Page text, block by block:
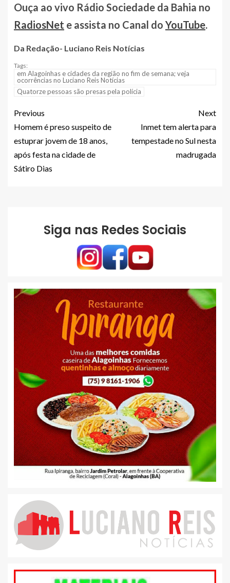
Ouça ao vivo Rádio Sociedade da Bahia no
RadiosNet e assista no Canal do YouTube.
Da Redação- Luciano Reis Notícias
Tags:
em Alagoinhas e cidades da região no fim de semana; veja
ocorrências no Luciano Reis Notícias
Quatorze pessoas são presas pela polícia
Previous
Homem é preso suspeito de
estuprar jovem de 18 anos,
após festa na cidade de
Sátiro Dias
Next
Inmet tem alerta para
tempestade no Sul nesta
madrugada
Siga nas Redes Sociais